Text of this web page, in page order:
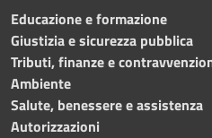
Educazione e formazione
Giustizia e sicurezza pubblica
Tributi, finanze e
Ambiente
Salute, benessere e assistenza
Autorizzazioni